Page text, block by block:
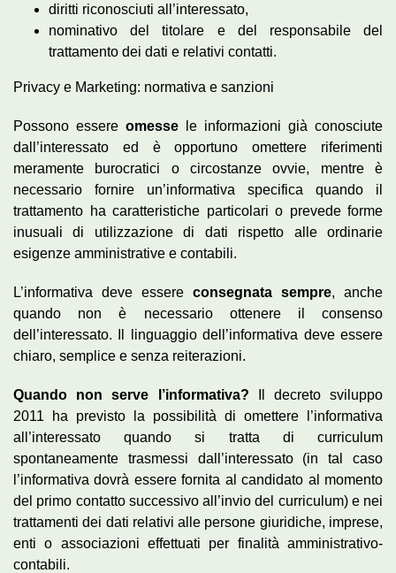
diritti riconosciuti all’interessato,
nominativo del titolare e del responsabile del
trattamento dei dati e relativi contatti.
Privacy e Marketing: normativa e sanzioni
Possono essere omesse le informazioni già conosciute
dall’interessato ed è opportuno omettere riferimenti
meramente burocratici o circostanze ovvie, mentre è
necessario fornire un’informativa specifica quando il
trattamento ha caratteristiche particolari o prevede forme
inusuali di utilizzazione di dati rispetto alle ordinarie
esigenze amministrative e contabili.
L’informativa deve essere consegnata sempre, anche
quando non è necessario ottenere il consenso
dell’interessato. Il linguaggio dell’informativa deve essere
chiaro, semplice e senza reiterazioni.
Quando non serve l’informativa?
Il decreto sviluppo
2011 ha previsto la possibilità di omettere l’informativa
all’interessato quando si tratta di curriculum
spontaneamente trasmessi dall’interessato (in tal caso
l’informativa dovrà essere fornita al candidato al momento
del primo contatto successivo all’invio del curriculum) e nei
trattamenti dei dati relativi alle persone giuridiche, imprese,
enti o associazioni effettuati per finalità amministrativo-
contabili.